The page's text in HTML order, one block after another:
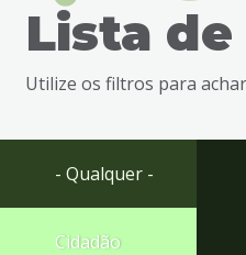
busca
Ir
rodapé
Lista
Utilize os filtros para
- Qualquer -
Cidadão